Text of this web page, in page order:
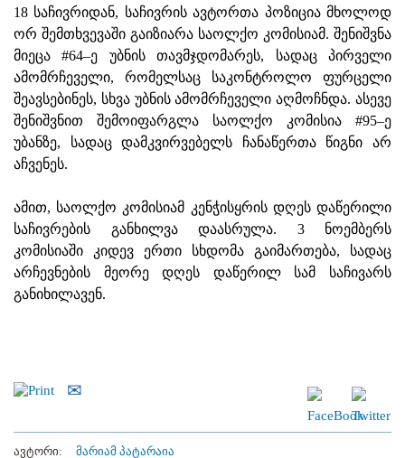
18 საჩივრიდან, საჩივრის ავტორთა პოზიცია მხოლოდ
ორ შემთხვევაში გაიზიარა საოლქო კომისიამ. შენიშვნა
მიეცა #64–ე უბნის თავმჯდომარეს, სადაც პირველი
ამომრჩეველი, რომელსაც საკონტროლო ფურცელი
შეავსებინეს, სხვა უბნის ამომრჩეველი აღმოჩნდა. ასევე
შენიშვნით შემოიფარგლა საოლქო კომისია #95–ე
უბანზე, სადაც დამკვირვებელს ჩანაწერთა წიგნი არ
აჩვენეს.
ამით, საოლქო კომისიამ კენჭისყრის დღეს დაწერილი
საჩივრების განხილვა დაასრულა. 3 ნოემბერს
კომისიაში კიდევ ერთი სხდომა გაიმართება, სადაც
არჩევნების მეორე დღეს დაწერილ სამ საჩივარს
განიხილავენ.
ავტორი: მარიამ პატარაია